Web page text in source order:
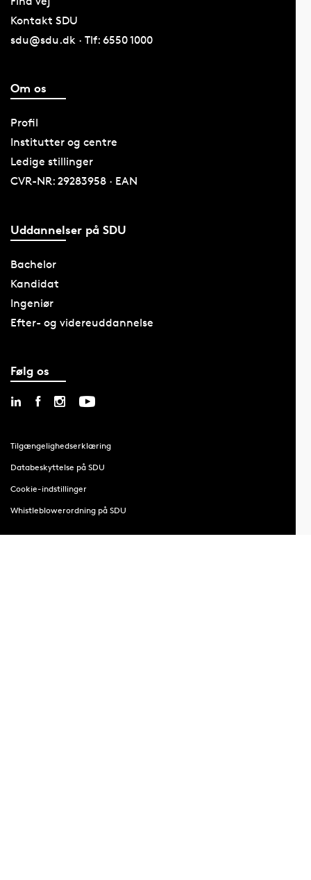
Kontakt SDU
sdu@sdu.dk · Tlf: 6550 1000
Om os
Profil
Institutter og centre
Ledige stillinger
CVR-NR: 29283958 · EAN
Uddannelser på SDU
Bachelor
Kandidat
Ingeniør
Efter- og videreuddannelse
Følg os
Tilgængelighedserklæring
Databeskyttelse på SDU
Cookie-indstillinger
Whistleblowerordning på SDU